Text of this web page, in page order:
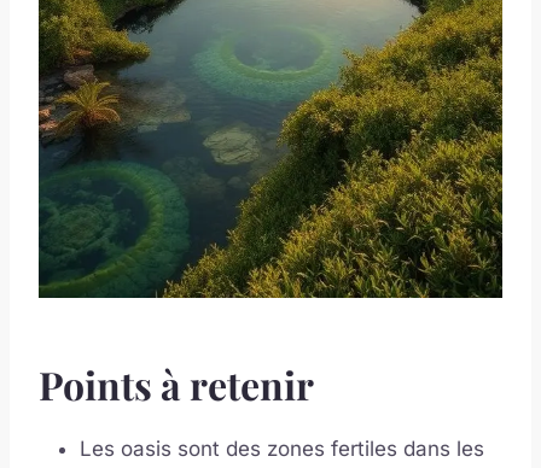
Points à retenir
Les oasis sont des zones fertiles dans les